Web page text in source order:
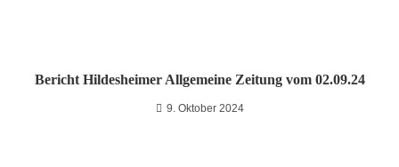
Bericht Hildesheimer Allgemeine Zeitung vom 02.09.24
9. Oktober 2024